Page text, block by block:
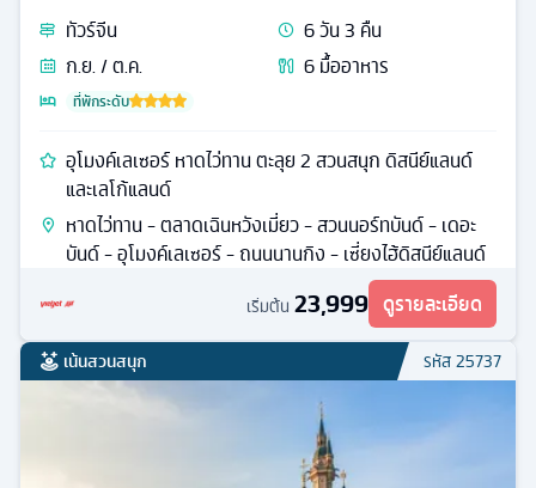
ทัวร์จีน 6วัน3 คืน
ก.ย. / ต.ค.
6มื้ออาหาร
ที่พักระดับ
อุโมงค์เลเซอร์ หาดไว่ทาน ตะลุย 2 สวนสนุก ดิสนีย์แลนด์
และเลโก้แลนด์
หาดไว่ทาน - ตลาดเฉินหวังเมี่ยว - สวนนอร์ทบันด์ - เดอะ
บันด์ - อุโมงค์เลเซอร์ - ถนนนานกิง - เซี่ยงไฮ้ดิสนีย์แลนด์
เริ่มต้น 23,999 ดูรายละเอียด
เน้นสวนสนุก รหัส25737